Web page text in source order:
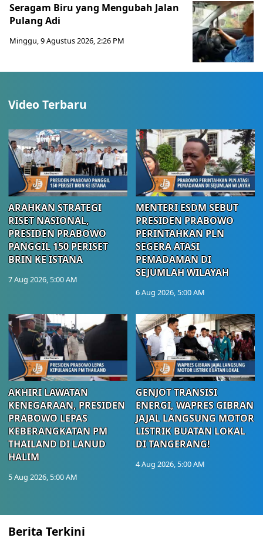
Seragam Biru yang Mengubah Jalan
Pulang Adi
Minggu, 9 Agustus 2026, 2:26 PM
Video Terbaru
ARAHKAN STRATEGI
RISET NASIONAL,
PRESIDEN PRABOWO
PANGGIL 150 PERISET
BRIN KE ISTANA
7 Aug 2026, 5:00 AM
MENTERI ESDM SEBUT
PRESIDEN PRABOWO
PERINTAHKAN PLN
SEGERA ATASI
PEMADAMAN DI
SEJUMLAH WILAYAH
6 Aug 2026, 5:00 AM
AKHIRI LAWATAN
KENEGARAAN, PRESIDEN
PRABOWO LEPAS
KEBERANGKATAN PM
THAILAND DI LANUD
HALIM
5 Aug 2026, 5:00 AM
GENJOT TRANSISI
ENERGI, WAPRES GIBRAN
JAJAL LANGSUNG MOTOR
LISTRIK BUATAN LOKAL
DI TANGERANG!
4 Aug 2026, 5:00 AM
Berita Terkini